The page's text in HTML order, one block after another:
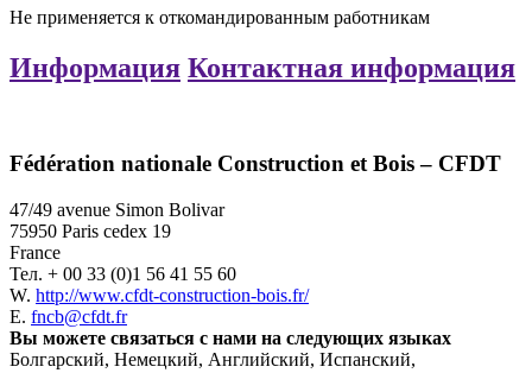
Не применяется к откомандированным работникам
Информация Контактная информация
Fédération nationale Construction et Bois – CFDT
47/49 avenue Simon Bolivar
75950 Paris cedex 19
France
Тел. + 00 33 (0)1 56 41 55 60
W. http://www.cfdt-construction-bois.fr/
E. fncb@cfdt.fr
Вы можете связаться с нами на следующих языках
Болгарский, Немецкий, Английский, Испанский,